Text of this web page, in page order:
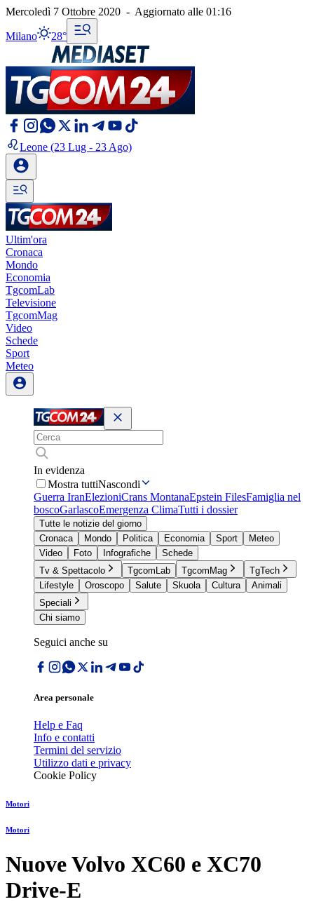
Mercoledì 7 Ottobre 2020 - Aggiornato alle 01:16
Milano 28°
Leone (23 Lug - 23 Ago)
Ultim'ora
Cronaca
Mondo
Economia
TgcomLab
Televisione
TgcomMag
Video
Schede
Sport
Meteo
In evidenza
Mostra tuttiNascondi
Guerra IranElezioniCrans MontanaEpstein FilesFamiglia nel
boscoGarlascoEmergenza ClimaTutti i dossier
Tutte le notizie del giorno
Cronaca
Mondo Politica Economia Sport
Meteo
Video
Foto Infografiche
Schede
Tv & Spettacolo
TgcomLab TgcomMag
TgTech
Lifestyle
Oroscopo Salute Skuola Cultura
Animali
Speciali
Chi siamo
Seguici anche su
Area personale
Help e Faq
Info e contatti
Termini del servizio
Utilizzo dati e privacy
Cookie Policy
Motori
Motori
Nuove Volvo XC60 e XC70
Drive-E